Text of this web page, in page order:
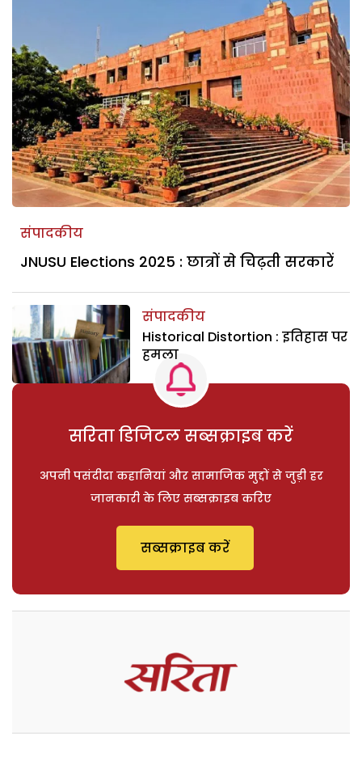
संपादकीय
JNUSU Elections 2025 : छात्रों से चिढ़ती सरकारें
संपादकीय
Historical Distortion : इतिहास पर
हमला
सरिता डिजिटल सब्सक्राइब करें
अपनी पसंदीदा कहानियां और सामाजिक मुद्दों से जुड़ी हर
जानकारी के लिए सब्सक्राइब करिए
सब्सक्राइब करें